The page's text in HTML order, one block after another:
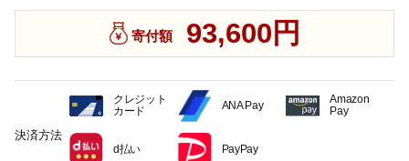
寄付額 93,600円
決済方法
クレジット
カード
ANA Pay
Amazon
Pay
d払い PayPay